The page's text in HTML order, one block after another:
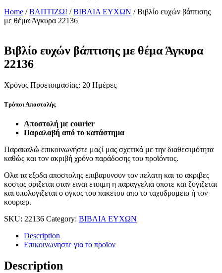
Home /ΒΑΠΤΙΖΩ! /ΒΙΒΛΙΑ ΕΥΧΩΝ / Βιβλίο ευχών βάπτισης
με θέμα Άγκυρα 22136
Βιβλίο ευχών βάπτισης με θέμα Άγκυρα
22136
Χρόνος Προετοιμασίας: 20 Ημέρες
Τρόποι Αποστολής
Αποστολή με courier
Παραλαβή από το κατάστημα
Παρακαλώ επικοινωνήστε μαζί μας σχετικά με την διαθεσιμότητα
καθώς και τον ακριβή χρόνο παράδοσης του προϊόντος.
Ολα τα εξοδα αποστολης επιβαρυνουν τον πελατη και το ακριβες
κοστος οριζεται οταν ειναι ετοιμη η παραγγελια οποτε και ζυγιζεται
και υπολογιζεται ο ογκος του πακετου απο το ταχυδρομειο ή τον
κουριερ.
SKU: 22136 Category: ΒΙΒΛΙΑ ΕΥΧΩΝ
Description
Επικοινωνηστε για το προϊoν
Description